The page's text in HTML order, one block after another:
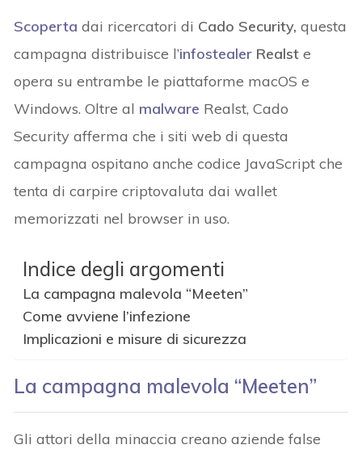
Scoperta dai ricercatori di Cado Security, questa
campagna distribuisce l’infostealer Realst e
opera su entrambe le piattaforme macOS e
Windows. Oltre al malware Realst, Cado
Security afferma che i siti web di questa
campagna ospitano anche codice JavaScript che
tenta di carpire criptovaluta dai wallet
memorizzati nel browser in uso.
Indice degli argomenti
La campagna malevola “Meeten”
Come avviene l’infezione
Implicazioni e misure di sicurezza
La campagna malevola “Meeten”
Gli attori della minaccia creano aziende false